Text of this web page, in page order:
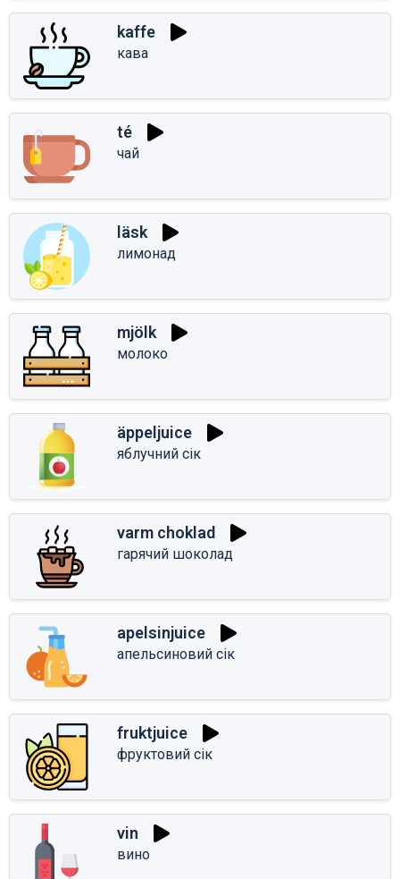
kaffe
кава
té
чай
läsk
лимонад
mjölk
молоко
äppeljuice
яблучний сік
varm choklad
гарячий шоколад
apelsinjuice
апельсиновий сік
fruktjuice
фруктовий сік
vin
вино